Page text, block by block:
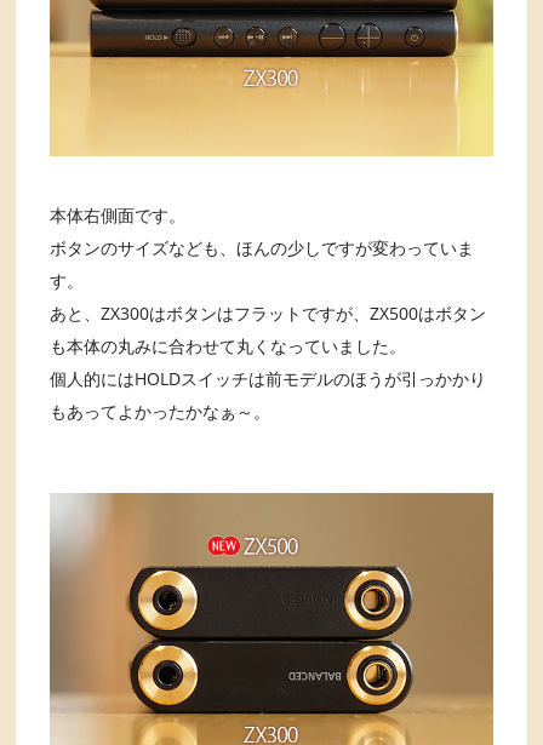
本体右側面です。
ボタンのサイズなども、ほんの少しですが変わっていま
す。
あと、ZX300はボタンはフラットですが、ZX500はボタン
も本体の丸みに合わせて丸くなっていました。
個人的にはHOLDスイッチは前モデルのほうが引っかかり
もあってよかったかなぁ～。